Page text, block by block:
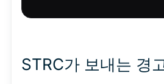
STRC가 보내는 경